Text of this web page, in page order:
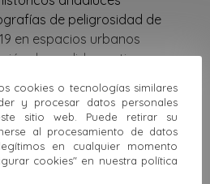
de peligrosidad de
en espacios urbanos
de medidas anti-
docentes andaluces
múltiples (sísmico,
e inundación). Evaluación
para la gestión de la
cookies o tecnologías similares
y procesar datos personales
sitio web. Puede retirar su
al procesamiento de datos
en cualquier momento
cookies" en nuestra política